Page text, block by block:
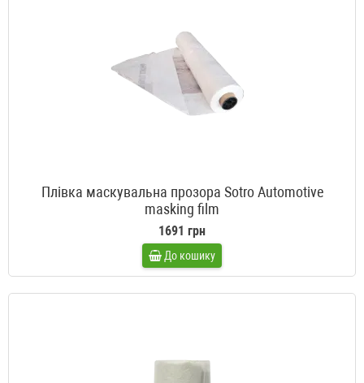
Плівка маскувальна прозора Sotro Automotive
masking film
1691 грн
До кошику